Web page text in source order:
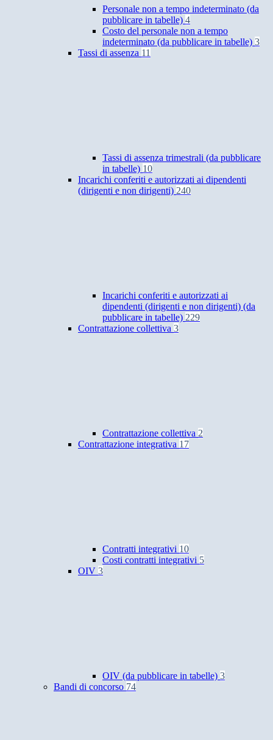
Personale non a tempo indeterminato (da
pubblicare in tabelle) 4
Costo del personale non a tempo
indeterminato (da pubblicare in tabelle) 3
Tassi di assenza 11
Tassi di assenza trimestrali (da pubblicare
in tabelle) 10
Incarichi conferiti e autorizzati ai dipendenti
(dirigenti e non dirigenti) 240
Incarichi conferiti e autorizzati ai
dipendenti (dirigenti e non dirigenti) (da
pubblicare in tabelle) 229
Contrattazione collettiva 3
Contrattazione collettiva 2
Contrattazione integrativa 17
Contratti integrativi 10
Costi contratti integrativi 5
OIV 3
OIV (da pubblicare in tabelle) 3
Bandi di concorso 74